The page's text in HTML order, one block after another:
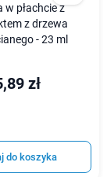
w płachcie z
z drzewa
- 23 ml
zł
do koszyka